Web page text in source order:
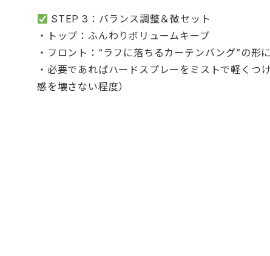
STEP 3：バランス調整＆微セット
・トップ：ふんわりボリュームキープ
・フロント：“ラフに落ちるカーテンバング”の形
・必要であればハードスプレーをミストで軽くつ
感を壊さない程度）